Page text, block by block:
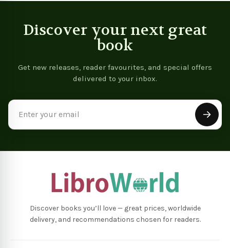
Discover your next great
book
Get new releases, reader favourites, and special offers
delivered to your inbox.
Discover books you’ll love — great prices, worldwide
delivery, and recommendations chosen for readers.